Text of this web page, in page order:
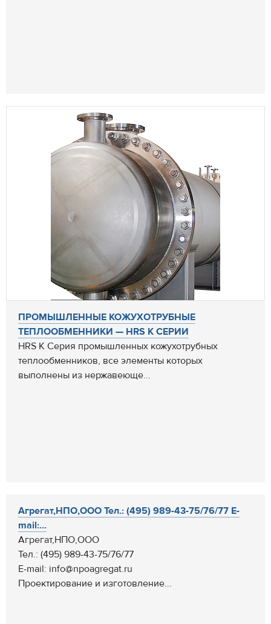
ПРОМЫШЛЕННЫЕ КОЖУХОТРУБНЫЕ
ТЕПЛООБМЕННИКИ — HRS K СЕРИИ
HRS K Серия промышленных кожухотрубных
теплообменников, все элементы которых
выполнены из нержавеюще...
Агрегат,НПО,ООО Тел.: (495) 989-43-75/76/77 E-
mail:...
Агрегат,НПО,ООО
Тел.: (495) 989-43-75/76/77
E-mail: info@npoagregat.ru
Проектирование и изготовление...